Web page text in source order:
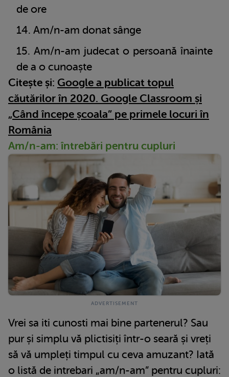
de ore
Am/n-am donat sânge
Am/n-am judecat o persoană înainte
de a o cunoaște
Citește și: Google a publicat topul
căutărilor în 2020. Google Classroom și
„Când începe școala” pe primele locuri în
România
Am/n-am: întrebări pentru cupluri
Vrei sa iti cunosti mai bine partenerul? Sau
pur și simplu vă plictisiți într-o seară și vreți
să vă umpleți timpul cu ceva amuzant? Iată
o listă de intrebari „am/n-am” pentru cupluri: